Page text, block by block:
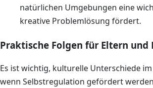
natürlichen Umgebungen eine
kreative Problemlösung fördert.
Praktische Folgen für Eltern und
Es ist wichtig, kulturelle Unterschiede
wenn Selbstregulation gefördert